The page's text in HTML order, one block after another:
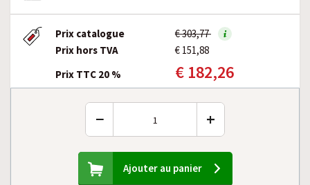
Prix catalogue
€ 303,77
Prix hors TVA
€ 151,88
Prix TTC 20 %
€ 182,26
− +
Ajouter au panier